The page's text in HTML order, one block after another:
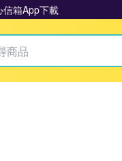
信箱App下載
賣